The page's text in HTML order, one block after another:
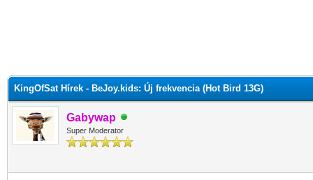
KingOfSat Hírek - BeJoy.kids: Új frekvencia (Hot Bird 13G)
Gabywap
Super Moderator